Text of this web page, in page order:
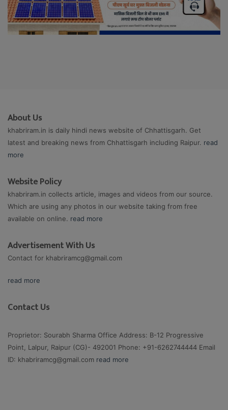
About Us
khabriram.in is daily hindi news website of Chhattisgarh. Get
latest and breaking news from Chhattisgarh including Raipur. read
more
Website Policy
khabriram.in collects article, images and videos from our source.
Which are using any photos in our website taking from free
available on online. read more
Advertisement With Us
Contact for khabriramcg@gmail.com
read more
Contact Us
Proprietor: Sourabh Sharma Office Address: B-12 Progressive
Point, Lalpur, Raipur (CG)- 492001 Phone: +91-6262744444 Email
ID: khabriramcg@gmail.com read more